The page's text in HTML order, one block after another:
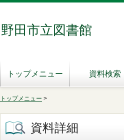
野田市立図書館
トップメニュー 資料検索
トップメニュー >
資料詳細